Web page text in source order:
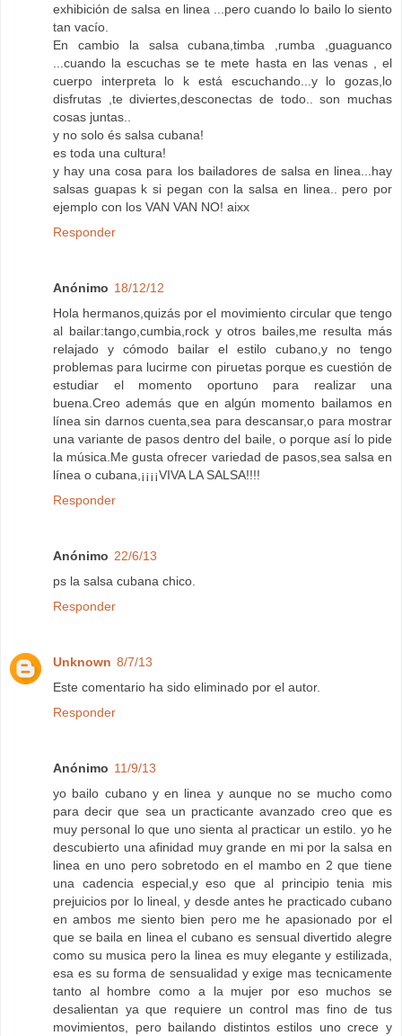
exhibición de salsa en linea ...pero cuando lo bailo lo siento
tan vacío.
En cambio la salsa cubana,timba ,rumba ,guaguanco
...cuando la escuchas se te mete hasta en las venas , el
cuerpo interpreta lo k está escuchando...y lo gozas,lo
disfrutas ,te diviertes,desconectas de todo.. son muchas
cosas juntas..
y no solo és salsa cubana!
es toda una cultura!
y hay una cosa para los bailadores de salsa en linea...hay
salsas guapas k si pegan con la salsa en linea.. pero por
ejemplo con los VAN VAN NO! aixx
Responder
Anónimo 18/12/12
Hola hermanos,quizás por el movimiento circular que tengo
al bailar:tango,cumbia,rock y otros bailes,me resulta más
relajado y cómodo bailar el estilo cubano,y no tengo
problemas para lucirme con piruetas porque es cuestión de
estudiar el momento oportuno para realizar una
buena.Creo además que en algún momento bailamos en
línea sin darnos cuenta,sea para descansar,o para mostrar
una variante de pasos dentro del baile, o porque así lo pide
la música.Me gusta ofrecer variedad de pasos,sea salsa en
línea o cubana,¡¡¡¡VIVA LA SALSA!!!!
Responder
Anónimo 22/6/13
ps la salsa cubana chico.
Responder
Unknown 8/7/13
Este comentario ha sido eliminado por el autor.
Responder
Anónimo 11/9/13
yo bailo cubano y en linea y aunque no se mucho como
para decir que sea un practicante avanzado creo que es
muy personal lo que uno sienta al practicar un estilo. yo he
descubierto una afinidad muy grande en mi por la salsa en
linea en uno pero sobretodo en el mambo en 2 que tiene
una cadencia especial,y eso que al principio tenia mis
prejuicios por lo lineal, y desde antes he practicado cubano
en ambos me siento bien pero me he apasionado por el
que se baila en linea el cubano es sensual divertido alegre
como su musica pero la linea es muy elegante y estilizada,
esa es su forma de sensualidad y exige mas tecnicamente
tanto al hombre como a la mujer por eso muchos se
desalientan ya que requiere un control mas fino de tus
movimientos, pero bailando distintos estilos uno crece y